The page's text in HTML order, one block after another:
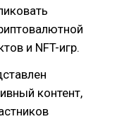
и NFT-игр.
контент,